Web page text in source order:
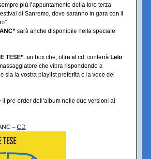
più l’appuntamento della loro terza
di Sanremo, dove saranno in gara con il
sarà anche disponibile nella speciale
TESE”: un box che, oltre al cd, conterrà Lelo
che vibra rispondendo a
sia la vostra playlist preferita o la voce del
pre-order dell’album nelle due versioni ai
– CD